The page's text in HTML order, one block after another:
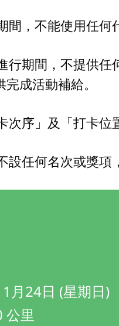
間，不能使用任何
行期間，不提供
成活動補給。
次序」及「打卡位
設任何名次或獎
月24日 (星期日)
公里